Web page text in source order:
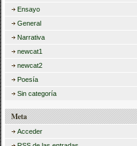
Ensayo
General
Narrativa
newcat1
newcat2
Poesía
Sin categoría
Meta
Acceder